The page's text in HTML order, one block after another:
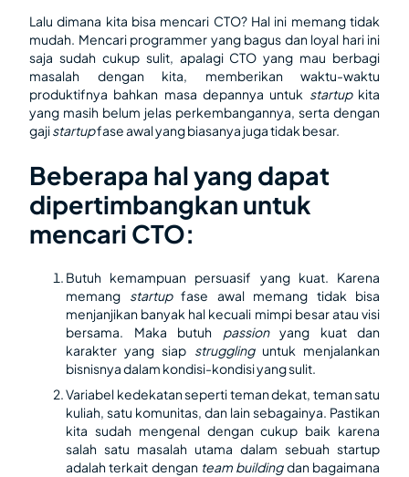
Lalu dimana kita bisa mencari CTO? Hal ini memang tidak
mudah. Mencari programmer yang bagus dan loyal hari ini
saja sudah cukup sulit, apalagi CTO yang mau berbagi
masalah dengan kita, memberikan waktu-waktu
produktifnya bahkan masa depannya untuk startupkita
yang masih belum jelas perkembangannya, serta dengan
gajistartupfase awal yang biasanya juga tidak besar.
Beberapa hal yang dapat
dipertimbangkan untuk
mencari CTO:
Butuh kemampuan persuasif yang kuat. Karena
memang startupfase awal memang tidak bisa
menjanjikan banyak hal kecuali mimpi besar atau visi
bersama. Maka butuh passionyang kuat dan
karakter yang siap struggling untuk menjalankan
bisnisnya dalam kondisi-kondisi yang sulit.
Variabel kedekatan seperti teman dekat, teman satu
kuliah, satu komunitas, dan lain sebagainya. Pastikan
kita sudah mengenal dengan cukup baik karena
salah satu masalah utama dalam sebuah startup
adalah terkait dengan team buildingdan bagaimana